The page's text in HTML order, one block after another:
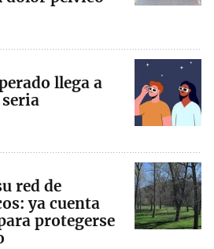
llega a
red de
ya cuenta
protegerse